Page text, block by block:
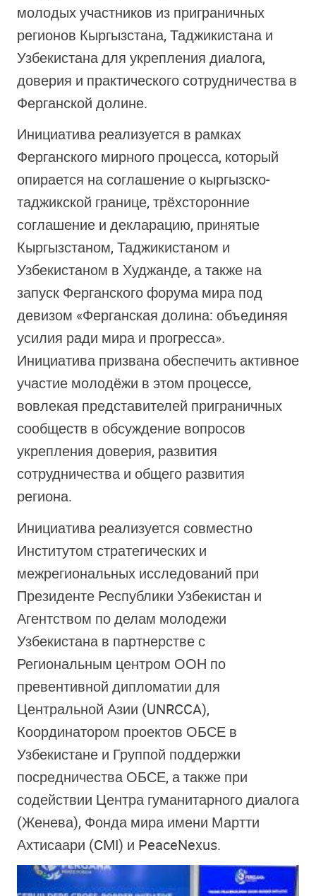
молодых участников из приграничных
регионов Кыргызстана, Таджикистана и
Узбекистана для укрепления диалога,
доверия и практического сотрудничества в
Ферганской долине.
Инициатива реализуется в рамках
Ферганского мирного процесса, который
опирается на соглашение о кыргызско-
таджикской границе, трёхсторонние
соглашение и декларацию, принятые
Кыргызстаном, Таджикистаном и
Узбекистаном в Худжанде, а также на
запуск Ферганского форума мира под
девизом «Ферганская долина: объединяя
усилия ради мира и прогресса».
Инициатива призвана обеспечить активное
участие молодёжи в этом процессе,
вовлекая представителей приграничных
сообществ в обсуждение вопросов
укрепления доверия, развития
сотрудничества и общего развития
региона.
Инициатива реализуется совместно
Институтом стратегических и
межрегиональных исследований при
Президенте Республики Узбекистан и
Агентством по делам молодежи
Узбекистана в партнерстве с
Региональным центром ООН по
превентивной дипломатии для
Центральной Азии (UNRCCA),
Координатором проектов ОБСЕ в
Узбекистане и Группой поддержки
посредничества ОБСЕ, а также при
содействии Центра гуманитарного диалога
(Женева), Фонда мира имени Мартти
Ахтисаари (CMI) и PeaceNexus.